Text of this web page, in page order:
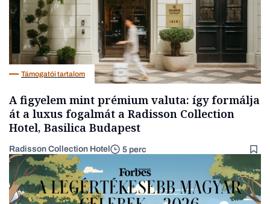
Támogatói tartalom
A figyelem mint prémium valuta: így formálja
át a luxus fogalmát a Radisson Collection
Hotel, Basilica Budapest
Radisson Collection Hotel 5 perc